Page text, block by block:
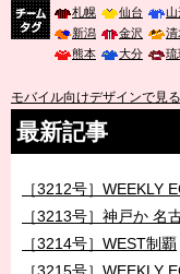
札幌 仙台 山
新潟
金沢 清
熊本
大分 琉
モバイル向けデザインで見る
最新記事
［3212号］WEEKLY
［3213号］神戸か 名
［3214号］WEST制覇